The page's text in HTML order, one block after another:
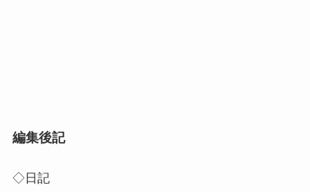
編集後記
◇日記